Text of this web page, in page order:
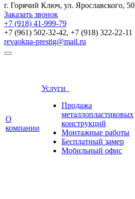
г. Горячий Ключ, ул. Ярославского, 50
Заказать звонок
+7 (918) 41-999-79
+7 (961) 502-32-42, +7 (918) 322-22-11
revaokna-prestig@mail.ru
О
компании
Услуги
Продажа
металлопластиковых
конструкций
Монтажные работы
Бесплатный замер
Мобильный офис